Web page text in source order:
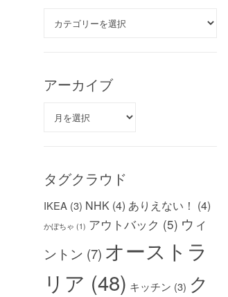
アーカイブ
タグクラウド
IKEA (3) NHK (4) ありえない！ (4)
かぼちゃ (1) アウトバック (5) ウィ
ントン (7) オーストラ
リア (48) キッチン (3) ク